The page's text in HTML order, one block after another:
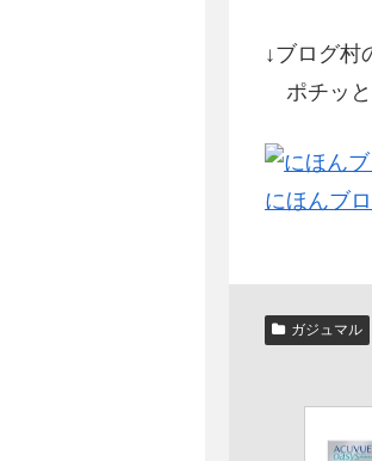
↓ブログ村
ポチッと
にほんブ
ガジュマル